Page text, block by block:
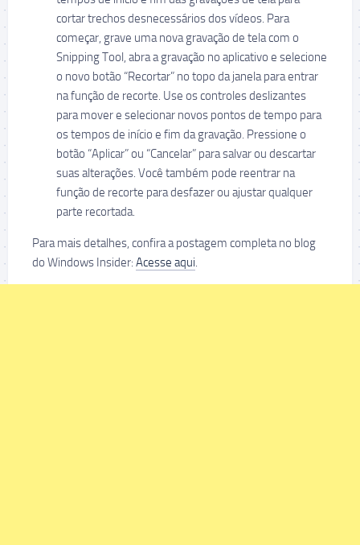
cortar trechos desnecessários dos vídeos. Para
começar, grave uma nova gravação de tela com o
Snipping Tool, abra a gravação no aplicativo e selecione
o novo botão “Recortar” no topo da janela para entrar
na função de recorte. Use os controles deslizantes
para mover e selecionar novos pontos de tempo para
os tempos de início e fim da gravação. Pressione o
botão “Aplicar” ou “Cancelar” para salvar ou descartar
suas alterações. Você também pode reentrar na
função de recorte para desfazer ou ajustar qualquer
parte recortada.
Para mais detalhes, confira a postagem completa no blog
do Windows Insider: Acesse aqui.